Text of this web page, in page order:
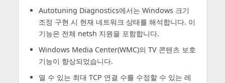
Autotuning Diagnostics에서는 Windows 크기
조정 구현 시 현재 네트워크 상태를 해석합니다. 이
기능은 전체 netsh 지원을 포함합니다.
Windows Media Center(WMC)의 TV 콘텐츠 보호
기능이 향상되었습니다.
열 수 있는 최대 TCP 연결 수를 수정할 수 있는 레